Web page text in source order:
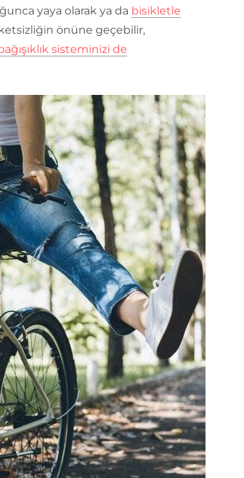
yaya olarak ya da bisikletle
önüne geçebilir,
sisteminizi de